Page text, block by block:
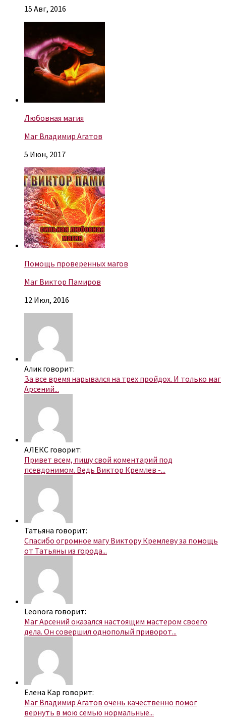
15 Авг, 2016
Любовная магия
Маг Владимир Агатов
5 Июн, 2017
Помощь проверенных магов
Маг Виктор Памиров
12 Июл, 2016
Алик говорит:
За все время нарывался на трех пройдох. И только маг
Арсений...
АЛЕКС говорит:
Привет всем, пишу свой коментарий под
псевдонимом. Ведь Виктор Кремлев -...
Татьяна говорит:
Спасибо огромное магу Виктору Кремлеву за помощь
от Татьяны из города...
Leonora говорит:
Маг Арсений оказался настоящим мастером своего
дела. Он совершил однополый приворот...
Елена Кар говорит:
Маг Владимир Агатов очень качественно помог
вернуть в мою семью нормальные...